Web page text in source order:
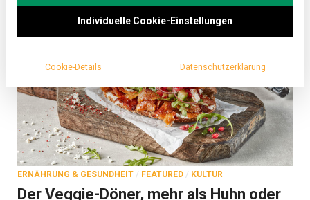
ERNÄHRUNG & GESUNDHEIT / FEATURED / KULTUR
Der Veggie-Döner, mehr als Huhn oder
Individuelle Cookie-Einstellungen
Cookie-Details Datenschutzerklärung